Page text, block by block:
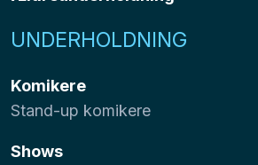
UNDERHOLDNING
Komikere
Stand-up komikere
Shows